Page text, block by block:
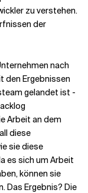
zu verstehen.
der
nach
den Ergebnissen
gelandet ist -
Arbeit an dem
diese
sie diese
es sich um Arbeit
können sie
Das Ergebnis? Die